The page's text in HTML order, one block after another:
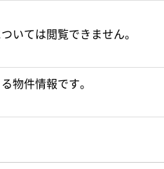
いては閲覧できません。
物件情報です。